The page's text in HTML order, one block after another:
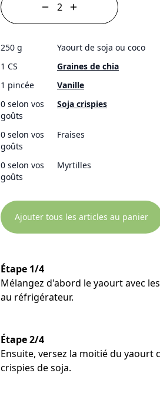
250 g
Yaourt de soja ou coco
1 CS
Graines de chia
1 pincée
Vanille
0 selon vos
goûts
Soja crispies
0 selon vos
goûts
Fraises
0 selon vos
goûts
Myrtilles
Ajouter tous les articles au panier
Étape 1/4
Mélangez d'abord le yaourt avec
au réfrigérateur.
Étape 2/4
Ensuite, versez la moitié du yaourt
crispies de soja.